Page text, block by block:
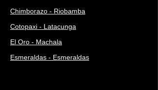
Chimborazo - Riobamba
Cotopaxi - Latacunga
El Oro - Machala
Esmeraldas - Esmeraldas